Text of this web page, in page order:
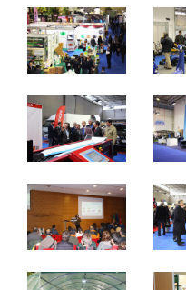
e acessórios
09 a 11 de Março de 2018